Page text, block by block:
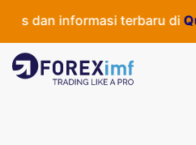
dan informasi terbaru di